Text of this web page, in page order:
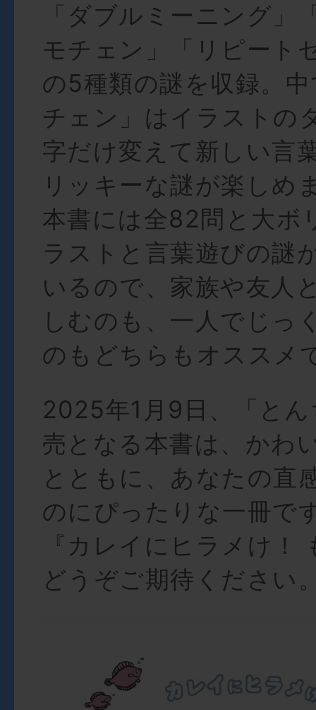
「ダブルミーニング」
モチェン」「リピート
の5種類の謎を収録。
チェン」はイラストの
字だけ変えて新しい言
リッキーな謎が楽しめ
本書には全82問と大ボ
ラストと言葉遊びの謎
いるので、家族や友人
しむのも、一人でじっ
のもどちらもオススメ
2025年1月9日、「と
売となる本書は、かわ
とともに、あなたの直
のにぴったりな一冊で
『カレイにヒラメけ！
どうぞご期待ください